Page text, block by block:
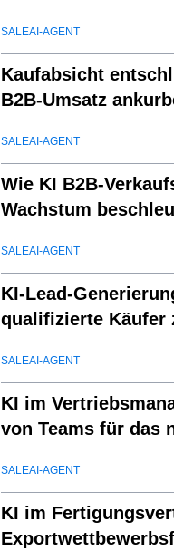
SALEAI-AGENT
Kaufabsicht
B2B-Umsatz
SALEAI-AGENT
Wie KI B2B-
Wachstum
SALEAI-AGENT
KI-Lead-
qualifizierte Käufer
SALEAI-AGENT
KI im
von Teams für das
SALEAI-AGENT
KI im